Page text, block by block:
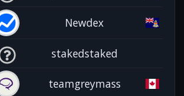
Newdex
stakedstaked
teamgreymass